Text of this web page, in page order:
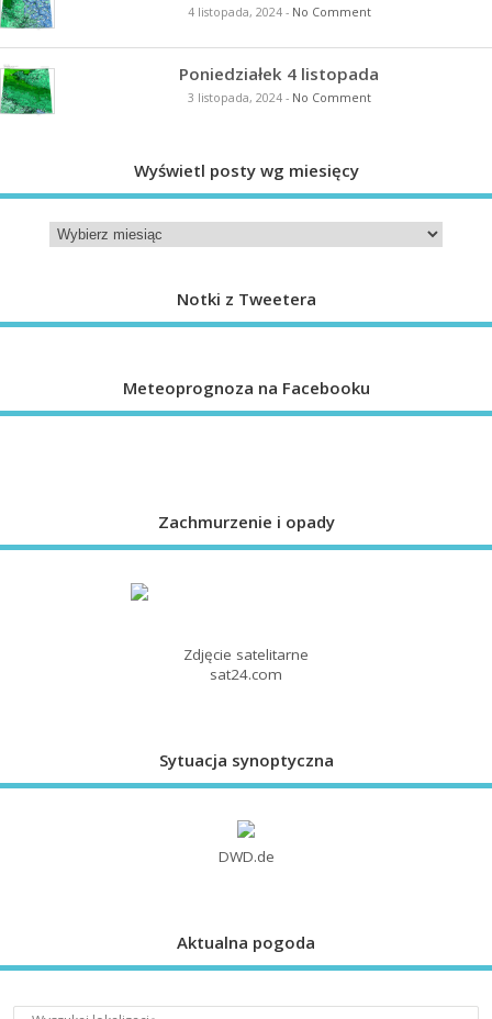
4 listopada, 2024- No Comment
Poniedziałek 4 listopada
3 listopada, 2024- No Comment
Wyświetl posty wg miesięcy
Notki z Tweetera
Meteoprognoza na Facebooku
Zachmurzenie i opady
Zdjęcie satelitarne
sat24.com
Sytuacja synoptyczna
DWD.de
Aktualna pogoda